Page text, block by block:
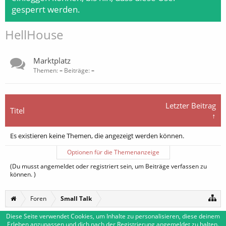
gesperrt werden.
HellHouse
Marktplatz
Themen:– Beiträge:–
Titel
Letzter Beitrag
↑
Es existieren keine Themen, die angezeigt werden können.
Optionen für die Themenanzeige
(Du musst angemeldet oder registriert sein, um Beiträge verfassen zu
können. )
Foren Small Talk
Diese Seite verwendet Cookies, um Inhalte zu personalisieren, diese deinem
Erleben anzupassen und dich nach der Registrierung angemeldet zu halten.